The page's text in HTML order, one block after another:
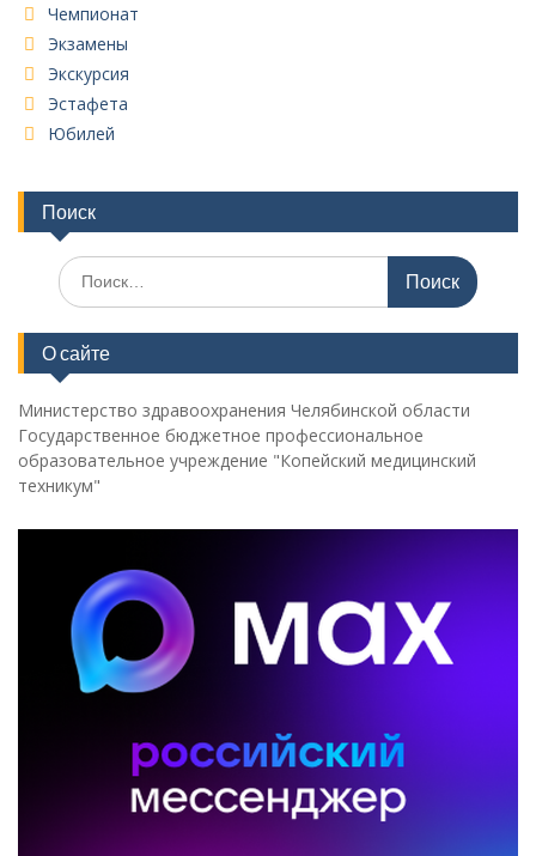
Чемпионат
Экзамены
Экскурсия
Эстафета
Юбилей
Поиск
Поиск
по:
О сайте
Министерство здравоохранения Челябинской области
Государственное бюджетное профессиональное
образовательное учреждение "Копейский медицинский
техникум"